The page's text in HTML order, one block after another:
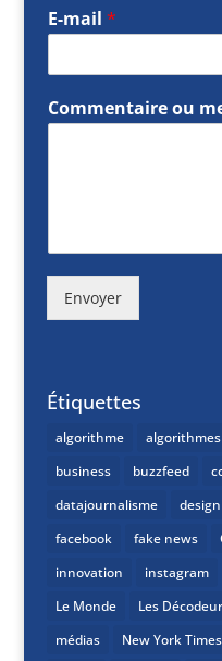
E-mail *
Commentaire ou
Envoyer
Étiquettes
algorithme algorithmes
business
buzzfeed
datajournalisme
design
facebook
fake news
innovation
instagram
Le Monde
Les
médias
New York Times